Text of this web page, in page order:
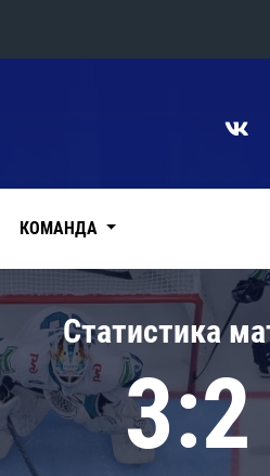
Чернышева
КОМАНДА
Статистика
3:2